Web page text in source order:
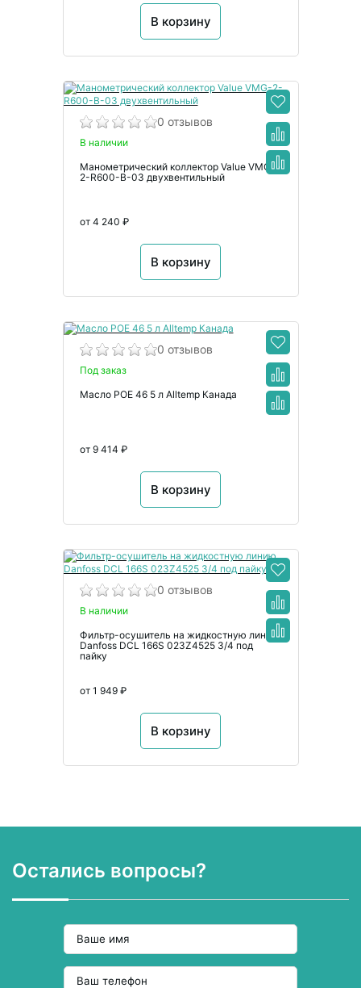
В корзину
0 отзывов
В наличии
Манометрический коллектор Value VMG-
2-R600-B-03 двухвентильный
от 4 240 ₽
В корзину
0 отзывов
Под заказ
Масло POE 46 5 л Alltemp Канада
от 9 414 ₽
В корзину
0 отзывов
В наличии
Фильтр-осушитель на жидкостную линию
Danfoss DCL 166S 023Z4525 3/4 под
пайку
от 1 949 ₽
В корзину
Остались вопросы?